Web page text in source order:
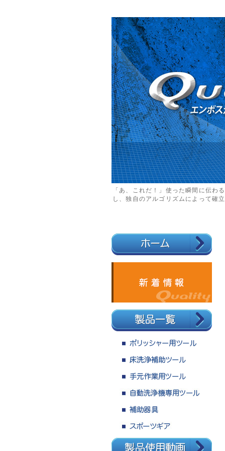
「あ、これだ！」使った瞬間に伝わ
し、独自のアルゴリズムによって確